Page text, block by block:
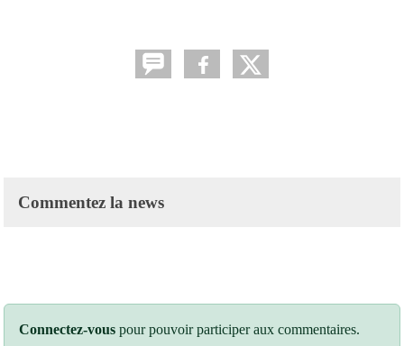
Commentez la news
Connectez-vous pour pouvoir participer aux commentaires.